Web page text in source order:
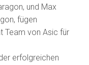
und Max
fügen
Team von Asic für
erfolgreichen